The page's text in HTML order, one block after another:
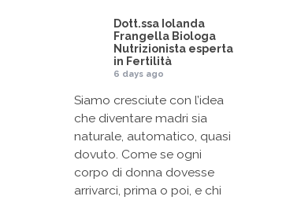
Dott.ssa Iolanda
Frangella Biologa
Nutrizionista esperta
in Fertilità
6 days ago
Siamo cresciute con l’idea
che diventare madri sia
naturale, automatico, quasi
dovuto. Come se ogni
corpo di donna dovesse
arrivarci, prima o poi, e chi